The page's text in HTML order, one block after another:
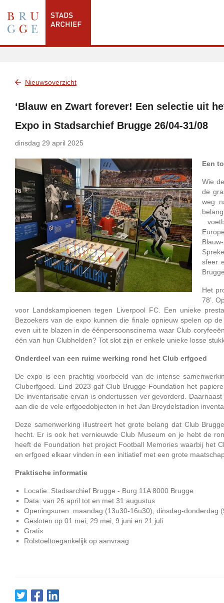
Nieuwsoverzicht
‘Blauw en Zwart forever! Een selectie uit
Expo in Stadsarchief Brugge 26/04-31/08
dinsdag 29 april 2025
Een
Wie
de
weg
sfeer
Het
78’.
voor Landskampioenen tegen Liverpool FC. Een unieke
Bezoekers van de expo kunnen die finale opnieuw spelen op
even uit te blazen in de éénpersoonscinema waar Club
één van hun Clubhelden? Tot slot zijn er enkele unieke losse
Onderdeel van een ruime werking rond het Club erfgoed
De expo is een prachtig voorbeeld van de intense
Cluberfgoed. Eind 2023 gaf Club Brugge Foundation het
De inventarisatie ervan is ondertussen ver gevorderd.
aan die de vele erfgoedobjecten in het Jan Breydelstadion
Deze samenwerking illustreert het grote belang dat Club
hecht. Er is ook het vernieuwde Club Museum en je hebt de
heeft de Foundation het project Football Memories waarbij het
en erfgoed elkaar vinden in een initiatief met een grote
Praktische informatie
Locatie: Stadsarchief Brugge - Burg 11A 8000 Brugge
Data: van 26 april tot en met 31 augustus
Openingsuren: maandag (13u30-16u30), dinsdag-
Gesloten op 01 mei, 29 mei, 9 juni en 21 juli
Gratis
Rolstoeltoegankelijk op aanvraag